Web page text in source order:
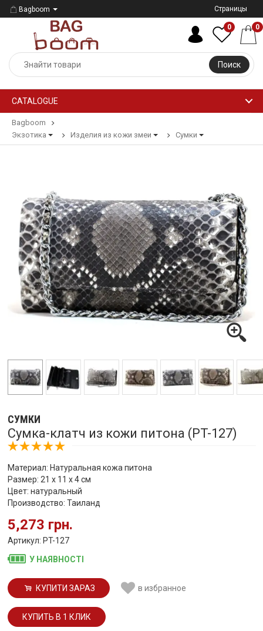
Bagboom Страницы
Поиск
0 0
CATALOGUE
Bagboom
Экзотика
Изделия из кожи змеи Сумки
СУМКИ
Сумка-клатч из кожи питона (PT-127)
Материал: Натуральная кожа питона
Размер: 21 х 11 х 4 см
Цвет: натуральный
Производство: Таиланд
5,273 грн.
Артикул: PT-127
У НАЯВНОСТІ
КУПИТИ ЗАРАЗ в избранное